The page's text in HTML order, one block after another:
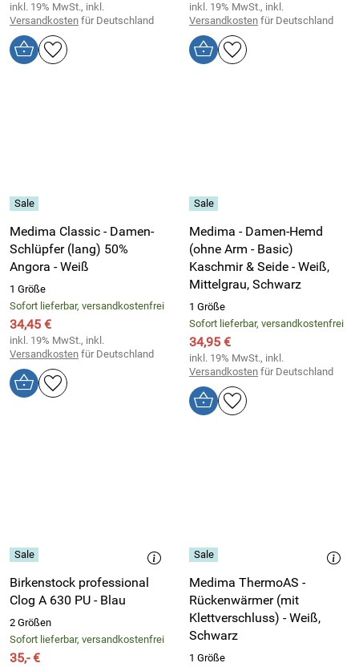
inkl. 19% MwSt., inkl.
Versandkosten für Deutschland
inkl. 19% MwSt., inkl.
Versandkosten für Deutschland
Medima Classic - Damen-
Schlüpfer (lang) 50%
Angora - Weiß
1 Größe
Sofort lieferbar, versandkostenfrei
34,45 €
inkl. 19% MwSt., inkl.
Versandkosten für Deutschland
Medima - Damen-Hemd
(ohne Arm - Basic)
Kaschmir & Seide - Weiß,
Mittelgrau, Schwarz
1 Größe
Sofort lieferbar, versandkostenfrei
34,95 €
inkl. 19% MwSt., inkl.
Versandkosten für Deutschland
Birkenstock professional
Clog A 630 PU - Blau
2 Größen
Sofort lieferbar, versandkostenfrei
35,- €
Medima ThermoAS -
Rückenwärmer (mit
Klettverschluss) - Weiß,
Schwarz
1 Größe